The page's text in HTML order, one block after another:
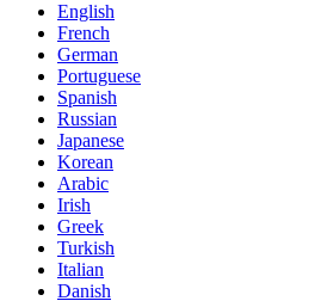
English
French
German
Portuguese
Spanish
Russian
Japanese
Korean
Arabic
Irish
Greek
Turkish
Italian
Danish